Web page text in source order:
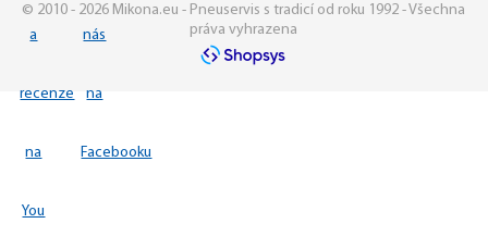
© 2010 - 2026 Mikona.eu - Pneuservis s tradicí od roku 1992 - Všechna
práva vyhrazena